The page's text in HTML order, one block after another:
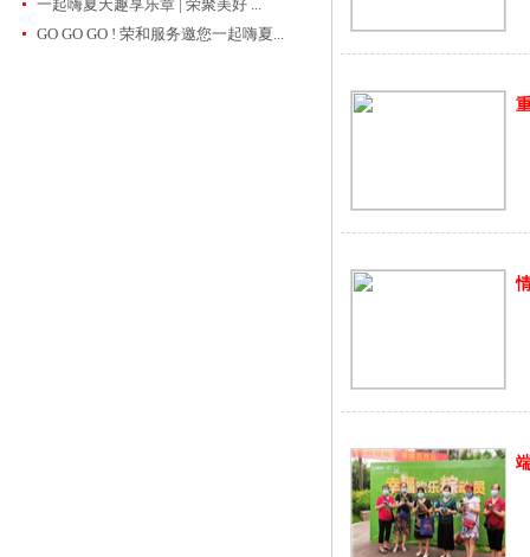
一起嗨夏天趣享乐章 | 荣聚美好 ...
GO GO GO ! 荣和服务邀您一起嗨夏...